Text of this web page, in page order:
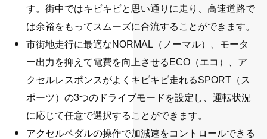
す。街中ではキビキビと思い通りに走り、高速道路で
は余裕をもってスムーズに合流することができます。
市街地走行に最適なNORMAL（ノーマル）、モータ
ー出力を抑えて電費を向上させるECO（エコ）、ア
クセルレスポンスがよくキビキビ走れるSPORT（ス
ポーツ）の3つのドライブモードを設定し、運転状況
に応じて任意で選択することができます。
アクセルペダルの操作で加減速をコントロールできる